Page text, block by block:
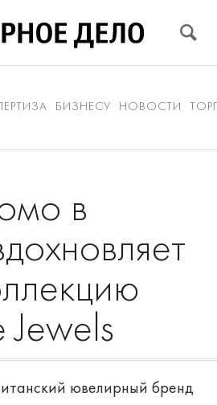
БИЗНЕСУ НОВОСТИ
в
Jewels
ювелирный бренд